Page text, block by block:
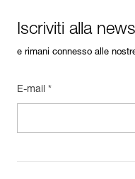
Iscriviti alla
e rimani connesso alle
E-mail *